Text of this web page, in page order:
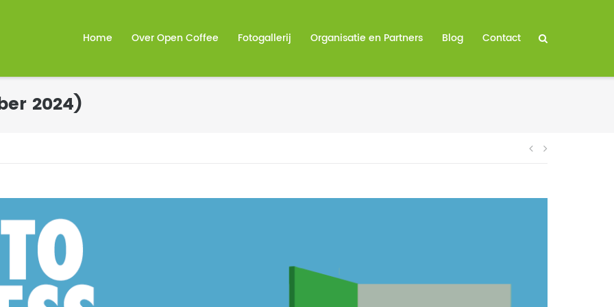
Home Over Open Coffee Fotogallerij Organisatie en Partners Blog Contact
2024)
Bericht
navigatie